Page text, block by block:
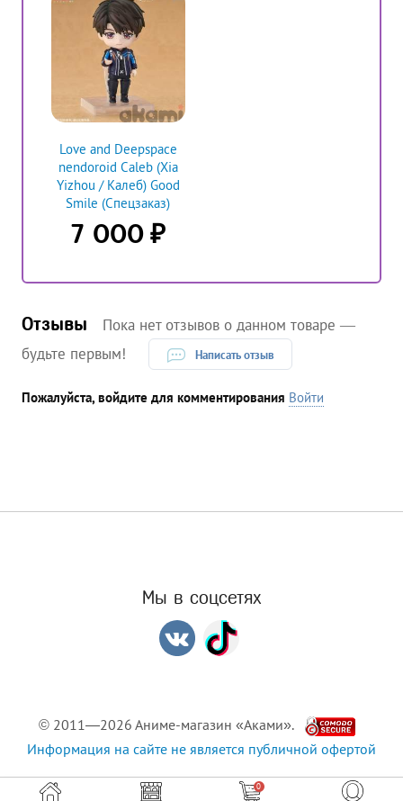
Love and Deepspace
nendoroid Caleb (Xia
Yizhou / Калеб) Good
Smile (Спецзаказ)
7 000 ₽
Отзывы
Пока нет отзывов о данном товаре —
будьте первым!
Написать отзыв
Пожалуйста, войдите для комментирования Войти
0
Мы в соцсетях
© 2011—2026 Аниме-магазин «Аками».
Информация на сайте не является публичной офертой